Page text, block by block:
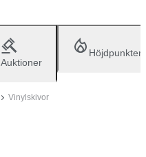
Auktioner
Höjdpunkter
Vinylskivor